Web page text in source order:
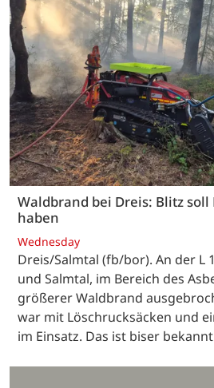
Waldbrand bei Dreis: Blitz soll
haben
Wednesday
Dreis/Salmtal (fb/bor). An der L
und Salmtal, im Bereich des
größerer Waldbrand
war mit Löschrucksäcken und
im Einsatz. Das ist biser